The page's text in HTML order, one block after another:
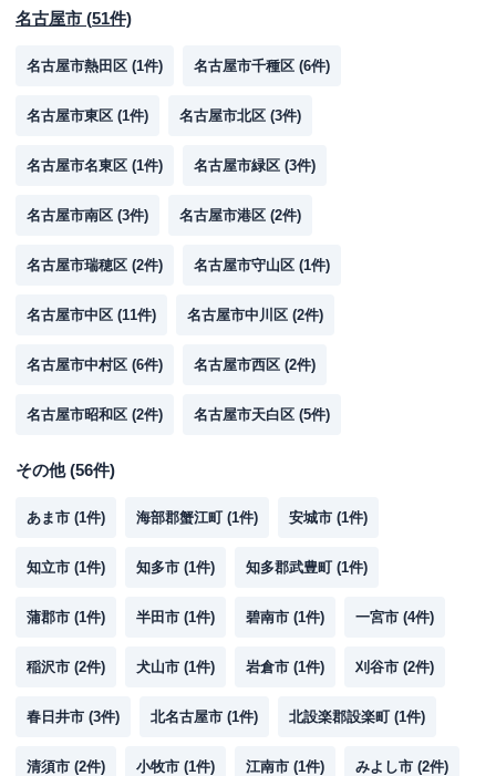
名古屋市 (51件)
名古屋市熱田区 (1件) 名古屋市千種区 (6件)
名古屋市東区 (1件) 名古屋市北区 (3件)
名古屋市名東区 (1件) 名古屋市緑区 (3件)
名古屋市南区 (3件) 名古屋市港区 (2件)
名古屋市瑞穂区 (2件) 名古屋市守山区 (1件)
名古屋市中区 (11件) 名古屋市中川区 (2件)
名古屋市中村区 (6件) 名古屋市西区 (2件)
名古屋市昭和区 (2件) 名古屋市天白区 (5件)
その他(56件)
あま市 (1件) 海部郡蟹江町 (1件) 安城市 (1件)
知立市 (1件) 知多市 (1件) 知多郡武豊町 (1件)
蒲郡市 (1件) 半田市 (1件) 碧南市 (1件) 一宮市 (4件)
稲沢市 (2件) 犬山市 (1件) 岩倉市 (1件) 刈谷市 (2件)
春日井市 (3件) 北名古屋市 (1件) 北設楽郡設楽町 (1件)
清須市 (2件) 小牧市 (1件) 江南市 (1件) みよし市 (2件)